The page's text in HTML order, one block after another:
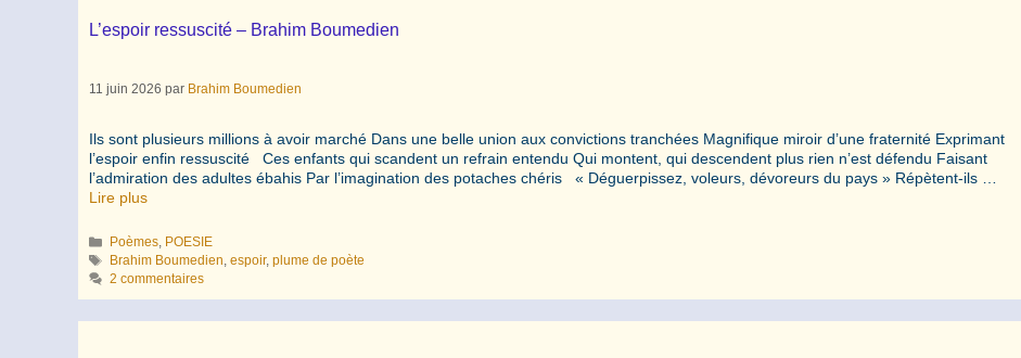
L’espoir ressuscité – Brahim Boumedien
11 juin 2026 par Brahim Boumedien
Ils sont plusieurs millions à avoir marché Dans une belle union aux convictions tranchées Magnifique miroir d’une fraternité Exprimant
l’espoir enfin ressuscité Ces enfants qui scandent un refrain entendu Qui montent, qui descendent plus rien n’est défendu Faisant
l’admiration des adultes ébahis Par l’imagination des potaches chéris « Déguerpissez, voleurs, dévoreurs du pays » Répètent-ils …
Lire plus
Catégories
Poèmes, POESIE
Étiquettes
Brahim Boumedien,espoir,plume de poète
2 commentaires